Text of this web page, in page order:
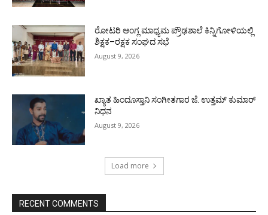
ರೋಟರಿ ಆಂಗ್ಲ ಮಾಧ್ಯಮ ಪ್ರೌಢಶಾಲೆ ಕಿನ್ನಿಗೋಳಿಯಲ್ಲಿ
ಶಿಕ್ಷಕ–ರಕ್ಷಕ ಸಂಘದ ಸಭೆ
August 9, 2026
ಖ್ಯಾತ ಹಿಂದೂಸ್ತಾನಿ ಸಂಗೀತಗಾರ ಜೆ. ಉತ್ತಮ್ ಕುಮಾರ್
ನಿಧನ
August 9, 2026
Load more
RECENT COMMENTS